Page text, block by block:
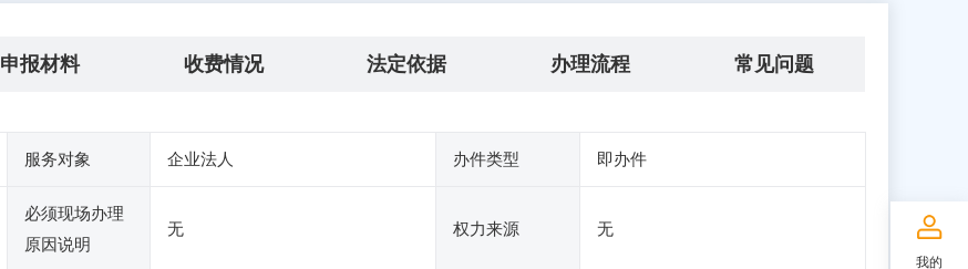
申报材料 收费情况 法定依据 办理流程 常见问题
服务对象 企业法人 办件类型 即办件
必须现场办理
原因说明
无 权力来源 无
我的